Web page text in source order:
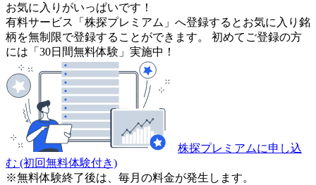
お気に入りがいっぱいです！
有料サービス「株探プレミアム」へ登録するとお気に入り銘
柄を無制限で登録することができます。 初めてご登録の方
には「30日間無料体験」実施中！
株探プレミアムに申し込
む (初回無料体験付き)
※無料体験終了後は、毎月の料金が発生します。